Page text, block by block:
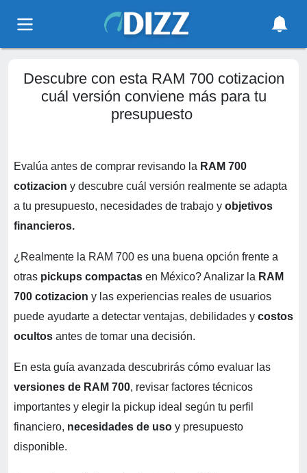
Descubre con esta RAM 700 cotizacion
cuál versión conviene más para tu
presupuesto
Evalúa antes de comprar revisando la RAM 700
cotizacion y descubre cuál versión realmente se adapta
a tu presupuesto, necesidades de trabajo y objetivos
financieros.
¿Realmente la RAM 700 es una buena opción frente a
otras pickups compactas en México? Analizar la RAM
700 cotizacion y las experiencias reales de usuarios
puede ayudarte a detectar ventajas, debilidades y costos
ocultos antes de tomar una decisión.
En esta guía avanzada descubrirás cómo evaluar las
versiones de RAM 700, revisar factores técnicos
importantes y elegir la pickup ideal según tu perfil
financiero, necesidades de uso y presupuesto
disponible.